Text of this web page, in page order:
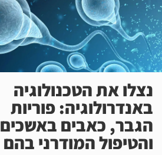
נצלו את הטכנולוגיה
באנדרולוגיה: פוריות
הגבר, כאבים באשכים
והטיפול המודרני בהם